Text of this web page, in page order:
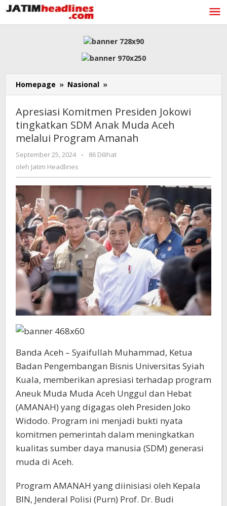
Lewati
ke
konten
Homepage » Nasional »
Komitmen
Jokowi
tingkatkan
SDM
Muda
melalui Program Amanah
Apresiasi Komitmen Presiden Jokowi
tingkatkan SDM Anak Muda Aceh
melalui Program Amanah
September 25, 2024
oleh
-
86 Dilihat
oleh Jatim Headlines
Banda Aceh – Syaifullah Muhammad, Ketua
Badan Pengembangan Bisnis Universitas Syiah
Kuala, memberikan apresiasi terhadap program
Aneuk Muda Muda Aceh Unggul dan Hebat
(AMANAH) yang digagas oleh Presiden Joko
Widodo. Program ini menjadi bukti nyata
komitmen pemerintah dalam meningkatkan
kualitas sumber daya manusia (SDM) generasi
muda di Aceh.
Program AMANAH yang diinisiasi oleh Kepala
BIN, Jenderal Polisi (Purn) Prof. Dr. Budi